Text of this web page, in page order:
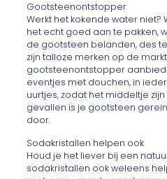
Gootsteenontstopper
Werkt het kokende water niet?
het echt goed aan te pakken,
de gootsteen belanden, des
zijn talloze merken op de
gootsteenontstopper
eventjes met douchen, in
uurtjes, zodat het middeltje
gevallen is je gootsteen
door.
Sodakristallen helpen ook
Houd je het liever bij een
sodakristallen ook weleens